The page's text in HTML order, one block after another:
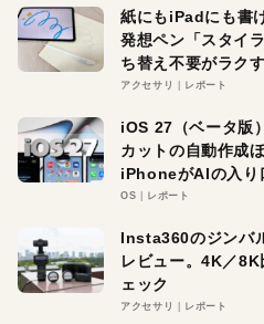
紙にもiPadにも書
発想ペン「スタイ
ち替え不要がラク
アクセサリ レポート
iOS 27（ベータ版
カットの自動作成
iPhoneがAIの入り
OS レポート
Insta360のジンバ
レビュー。4K／
ェック
アクセサリ レポート